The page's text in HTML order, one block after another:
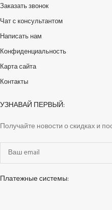
Заказать звонок
Чат с консультантом
Написать нам
Конфиденциальность
Карта сайта
Контакты
УЗНАВАЙ ПЕРВЫЙ:
Получайте новости о скидках и
Платежные системы: